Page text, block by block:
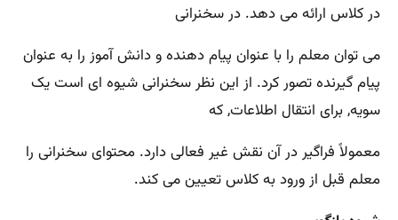
در کلاس ارائه می دهد. در سخنرانی
می توان معلم را با عنوان پیام دهنده و دانش آموز را به عنوان
پیام گیرنده تصور کرد. از این نظر سخنرانی شیوه ای است یک
سویه, برای انتقال اطلاعات, که
معمولاً فراگیر در آن نقش غیر فعالی دارد. محتوای سخنرانی را
معلم قبل از ورود به کلاس تعیین می کند.